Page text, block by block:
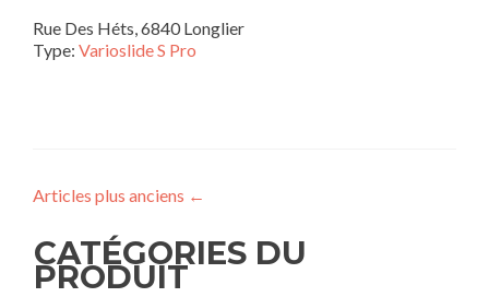
Rue Des Héts, 6840 Longlier
Type: Varioslide S Pro
Articles plus anciens ←
CATÉGORIES DU
PRODUIT